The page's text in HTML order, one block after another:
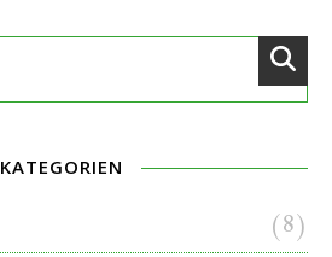
KATEGORIEN
(8)